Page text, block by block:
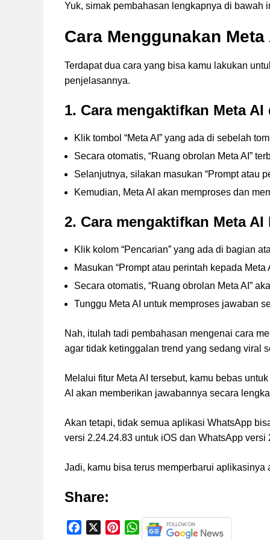
Yuk, simak pembahasan lengkapnya di bawah
Cara Menggunakan
Terdapat dua cara yang bisa kamu lakukan
penjelasannya.
1. Cara mengaktifkan Meta
Klik tombol “Meta AI” yang ada di sebelah
Secara otomatis, “Ruang obrolan Meta AI”
Selanjutnya, silakan masukan “Prompt atau
Kemudian, Meta AI akan memproses dan
2. Cara mengaktifkan Meta
Klik kolom “Pencarian” yang ada di bagian
Masukan “Prompt atau perintah kepada Meta
Secara otomatis, “Ruang obrolan Meta AI”
Tunggu Meta AI untuk memproses jawaban
Nah, itulah tadi pembahasan mengenai cara
agar tidak ketinggalan trend yang sedang viral
Melalui fitur Meta AI tersebut, kamu bebas
AI akan memberikan jawabannya secara
Akan tetapi, tidak semua aplikasi WhatsApp
versi 2.24.24.83 untuk iOS dan WhatsApp
Jadi, kamu bisa terus memperbarui aplikasinya
Share:
W